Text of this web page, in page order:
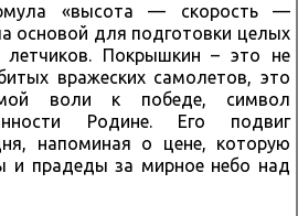
«высота — скорость —
основой для подготовки целых
летчиков. Покрышкин – это не
вражеских самолетов, это
воли к победе, символ
Родине. Его подвиг
напоминая о цене, которую
и прадеды за мирное небо над